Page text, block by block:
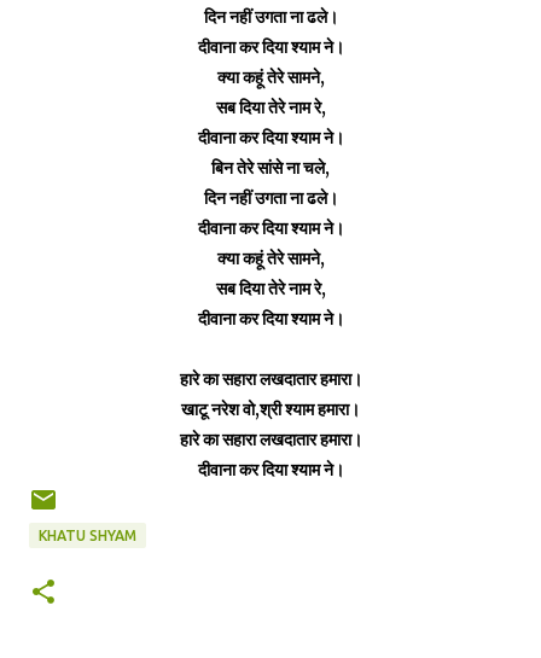
दिन नहीं उगता ना ढले।
दीवाना कर दिया श्याम ने।
क्या कहूं तेरे सामने,
सब दिया तेरे नाम रे,
दीवाना कर दिया श्याम ने।
बिन तेरे सांसे ना चले,
दिन नहीं उगता ना ढले।
दीवाना कर दिया श्याम ने।
क्या कहूं तेरे सामने,
सब दिया तेरे नाम रे,
दीवाना कर दिया श्याम ने।
हारे का सहारा लखदातार हमारा।
खाटू नरेश वो,श्री श्याम हमारा।
हारे का सहारा लखदातार हमारा।
दीवाना कर दिया श्याम ने।
KHATU SHYAM